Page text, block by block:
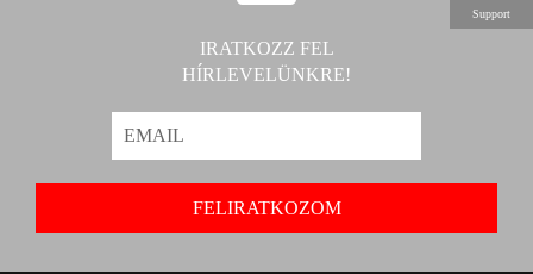
IRATKOZZ FEL
HÍRLEVELÜNKRE!
Support